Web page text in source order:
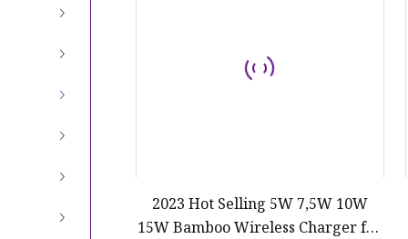
2023 Hot Selling 5W 7,5W 10W
15W Bamboo Wireless Charger für